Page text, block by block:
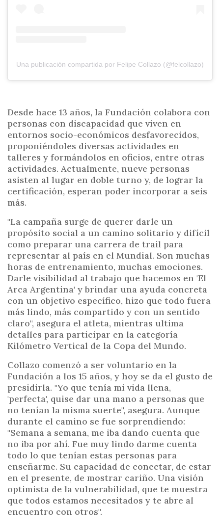
Una publicación compartida por Felipe Collazo (@felcollazo)
Desde hace 13 años, la Fundación colabora con
personas con discapacidad que viven en
entornos socio-económicos desfavorecidos,
proponiéndoles diversas actividades en
talleres y formándolos en oficios, entre otras
actividades. Actualmente, nueve personas
asisten al lugar en doble turno y, de lograr la
certificación, esperan poder incorporar a seis
más.
"La campaña surge de querer darle un
propósito social a un camino solitario y difícil
como preparar una carrera de trail para
representar al país en el Mundial. Son muchas
horas de entrenamiento, muchas emociones.
Darle visibilidad al trabajo que hacemos en 'El
Arca Argentina' y brindar una ayuda concreta
con un objetivo específico, hizo que todo fuera
más lindo, más compartido y con un sentido
claro", asegura el atleta, mientras ultima
detalles para participar en la categoría
Kilómetro Vertical de la Copa del Mundo.
Collazo comenzó a ser voluntario en la
Fundación a los 15 años, y hoy se da el gusto de
presidirla. "Yo que tenía mi vida llena,
'perfecta', quise dar una mano a personas que
no tenían la misma suerte", asegura. Aunque
durante el camino se fue sorprendiendo:
"Semana a semana, me iba dando cuenta que
no iba por ahí. Fue muy lindo darme cuenta
todo lo que tenían estas personas para
enseñarme. Su capacidad de conectar, de estar
en el presente, de mostrar cariño. Una visión
optimista de la vulnerabilidad, que te muestra
que todos estamos necesitados y te abre al
encuentro con otros".